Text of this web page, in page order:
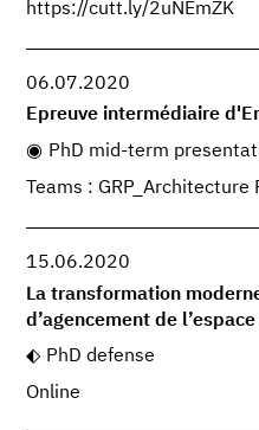
https://cutt.ly/2uNEmZK
06.07.2020
Epreuve intermédiaire
PhD mid-term
Teams : GRP_Architecture
15.06.2020
La transformation
d’agencement de
PhD defense
Online